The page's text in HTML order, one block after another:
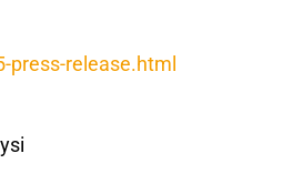
release.html